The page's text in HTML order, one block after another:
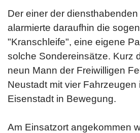
Der einer der
alarmierte daraufhin die
"Kranschleife", eine eigene
solche Sondereinsätze. Kurz
neun Mann der Freiwilligen
Neustadt mit vier Fahrzeugen
Eisenstadt in Bewegung.
Am Einsatzort angekommen